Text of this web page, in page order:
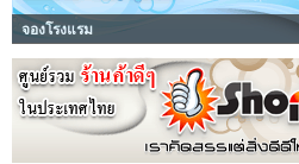
จองโรงแรม